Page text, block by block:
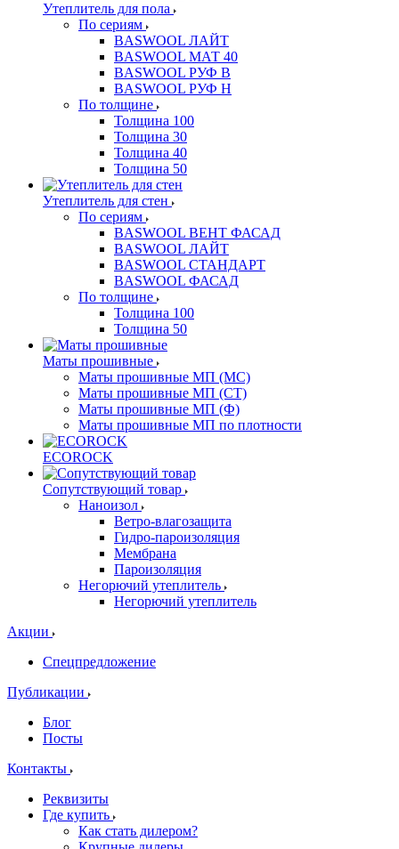
Утеплитель для пола
По сериям
BASWOOL ЛАЙТ
BASWOOL МАТ 40
BASWOOL РУФ В
BASWOOL РУФ Н
По толщине
Толщина 100
Толщина 30
Толщина 40
Толщина 50
Утеплитель для стен
По сериям
BASWOOL ВЕНТ ФАСАД
BASWOOL ЛАЙТ
BASWOOL СТАНДАРТ
BASWOOL ФАСАД
По толщине
Толщина 100
Толщина 50
Маты прошивные
Маты прошивные МП (МС)
Маты прошивные МП (СТ)
Маты прошивные МП (Ф)
Маты прошивные МП по плотности
ECOROCK
Сопутствующий товар
Наноизол
Ветро-влагозащита
Гидро-пароизоляция
Мембрана
Пароизоляция
Негорючий утеплитель
Негорючий утеплитель
Акции
Спецпредложение
Публикации
Блог
Посты
Контакты
Реквизиты
Где купить
Как стать дилером?